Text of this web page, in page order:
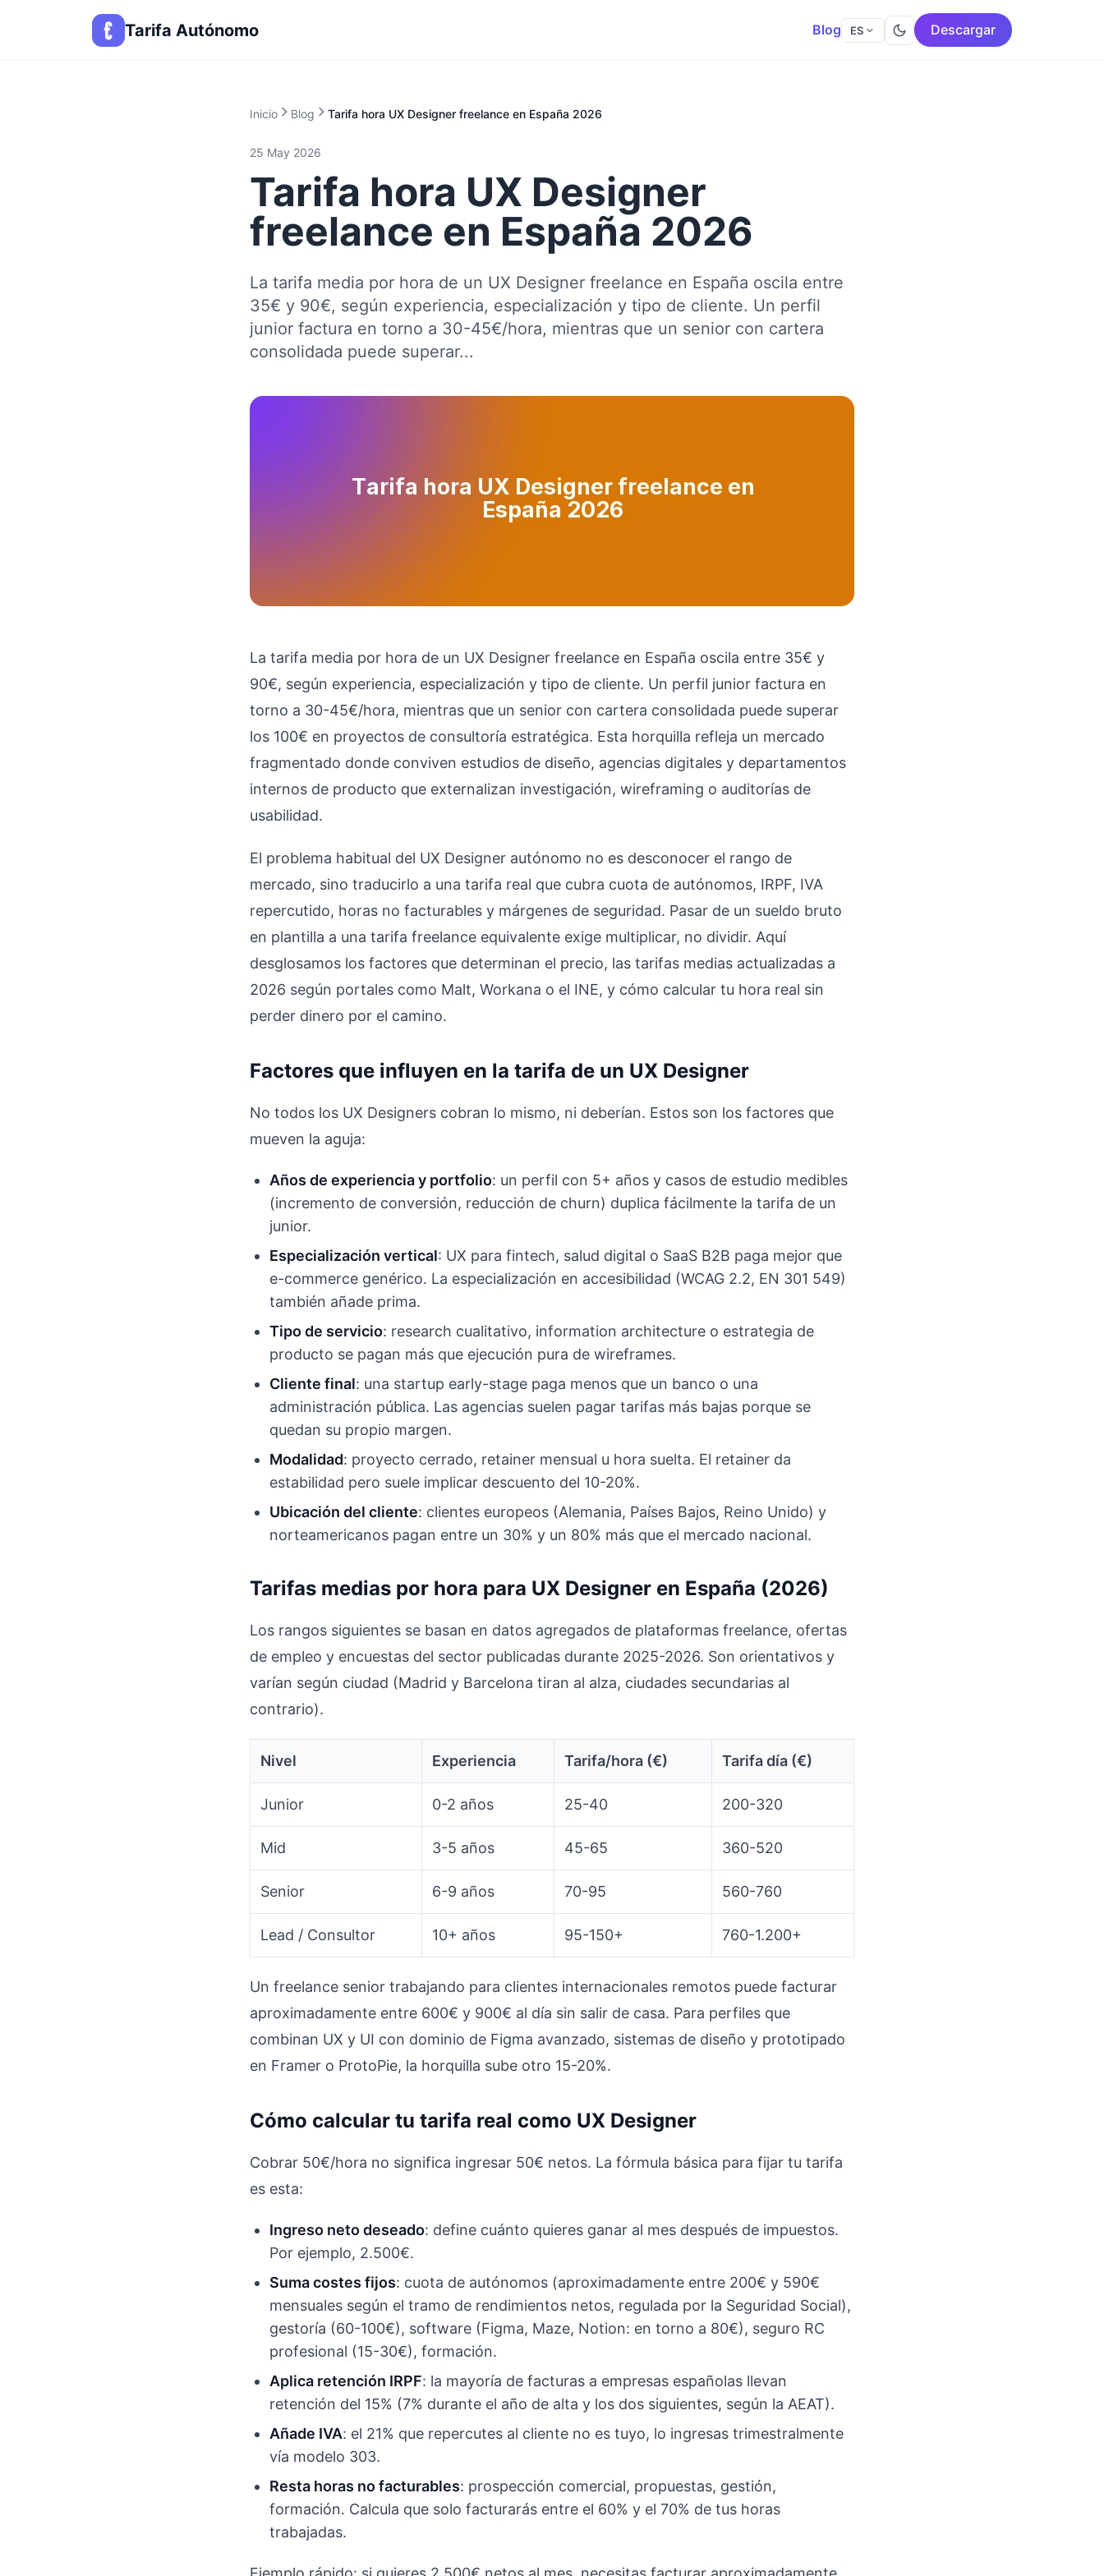
Tarifa Autónomo Blog ES Descargar
Inicio Blog Tarifa hora UX Designer freelance en España 2026
25 May 2026
Tarifa hora UX Designer
freelance en España 2026
La tarifa media por hora de un UX Designer freelance en España oscila entre
35€ y 90€, según experiencia, especialización y tipo de cliente. Un perfil
junior factura en torno a 30-45€/hora, mientras que un senior con cartera
consolidada puede superar...
La tarifa media por hora de un UX Designer freelance en España oscila entre 35€ y
90€, según experiencia, especialización y tipo de cliente. Un perfil junior factura en
torno a 30-45€/hora, mientras que un senior con cartera consolidada puede superar
los 100€ en proyectos de consultoría estratégica. Esta horquilla refleja un mercado
fragmentado donde conviven estudios de diseño, agencias digitales y departamentos
internos de producto que externalizan investigación, wireframing o auditorías de
usabilidad.
El problema habitual del UX Designer autónomo no es desconocer el rango de
mercado, sino traducirlo a una tarifa real que cubra cuota de autónomos, IRPF, IVA
repercutido, horas no facturables y márgenes de seguridad. Pasar de un sueldo bruto
en plantilla a una tarifa freelance equivalente exige multiplicar, no dividir. Aquí
desglosamos los factores que determinan el precio, las tarifas medias actualizadas a
2026 según portales como Malt, Workana o el INE, y cómo calcular tu hora real sin
perder dinero por el camino.
Factores que influyen en la tarifa de un UX Designer
No todos los UX Designers cobran lo mismo, ni deberían. Estos son los factores que
mueven la aguja:
Años de experiencia y portfolio: un perfil con 5+ años y casos de estudio medibles
(incremento de conversión, reducción de churn) duplica fácilmente la tarifa de un
junior.
Especialización vertical: UX para fintech, salud digital o SaaS B2B paga mejor que
e-commerce genérico. La especialización en accesibilidad (WCAG 2.2, EN 301 549)
también añade prima.
Tipo de servicio: research cualitativo, information architecture o estrategia de
producto se pagan más que ejecución pura de wireframes.
Cliente final: una startup early-stage paga menos que un banco o una
administración pública. Las agencias suelen pagar tarifas más bajas porque se
quedan su propio margen.
Modalidad: proyecto cerrado, retainer mensual u hora suelta. El retainer da
estabilidad pero suele implicar descuento del 10-20%.
Ubicación del cliente: clientes europeos (Alemania, Países Bajos, Reino Unido) y
norteamericanos pagan entre un 30% y un 80% más que el mercado nacional.
Tarifas medias por hora para UX Designer en España (2026)
Los rangos siguientes se basan en datos agregados de plataformas freelance, ofertas
de empleo y encuestas del sector publicadas durante 2025-2026. Son orientativos y
varían según ciudad (Madrid y Barcelona tiran al alza, ciudades secundarias al
contrario).
Nivel Experiencia Tarifa/hora (€) Tarifa día (€)
Junior 0-2 años 25-40 200-320
Mid 3-5 años 45-65 360-520
Senior 6-9 años 70-95 560-760
Lead / Consultor 10+ años 95-150+ 760-1.200+
Un freelance senior trabajando para clientes internacionales remotos puede facturar
aproximadamente entre 600€ y 900€ al día sin salir de casa. Para perfiles que
combinan UX y UI con dominio de Figma avanzado, sistemas de diseño y prototipado
en Framer o ProtoPie, la horquilla sube otro 15-20%.
Cómo calcular tu tarifa real como UX Designer
Cobrar 50€/hora no significa ingresar 50€ netos. La fórmula básica para fijar tu tarifa
es esta:
Ingreso neto deseado: define cuánto quieres ganar al mes después de impuestos.
Por ejemplo, 2.500€.
Suma costes fijos: cuota de autónomos (aproximadamente entre 200€ y 590€
mensuales según el tramo de rendimientos netos, regulada por la Seguridad Social),
gestoría (60-100€), software (Figma, Maze, Notion: en torno a 80€), seguro RC
profesional (15-30€), formación.
Aplica retención IRPF: la mayoría de facturas a empresas españolas llevan
retención del 15% (7% durante el año de alta y los dos siguientes, según la AEAT).
Añade IVA: el 21% que repercutes al cliente no es tuyo, lo ingresas trimestralmente
vía modelo 303.
Resta horas no facturables: prospección comercial, propuestas, gestión,
formación. Calcula que solo facturarás entre el 60% y el 70% de tus horas
trabajadas.